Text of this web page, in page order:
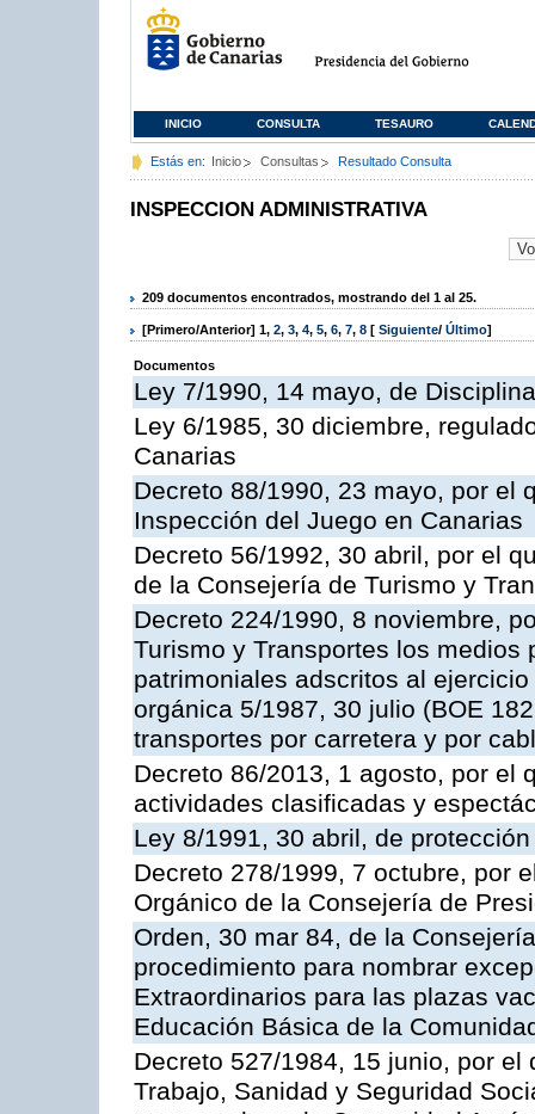
INICIO CONSULTA TESAURO
Estás en: Inicio Consultas Resultado Consulta
INSPECCION ADMINISTRATIVA
209 documentos encontrados, mostrando del 1 al 25.
[Primero/Anterior] 1, 2, 3, 4, 5, 6, 7, 8 [ Siguiente/ Último]
Documentos
Ley 7/1990, 14 mayo, de
Ley 6/1985, 30 diciembre,
Canarias
Decreto 88/1990, 23 mayo, por el
Inspección del Juego en Canarias
Decreto 56/1992, 30 abril, por el
de la Consejería de Turismo y
Decreto 224/1990, 8 noviembre,
Turismo y Transportes los
patrimoniales adscritos al
orgánica 5/1987, 30 julio (BOE
transportes por carretera y por
Decreto 86/2013, 1 agosto, por el
actividades clasificadas y
Ley 8/1991, 30 abril, de
Decreto 278/1999, 7 octubre, por
Orgánico de la Consejería de
Orden, 30 mar 84, de la
procedimiento para nombrar
Extraordinarios para las plazas
Educación Básica de la
Decreto 527/1984, 15 junio, por
Trabajo, Sanidad y Seguridad